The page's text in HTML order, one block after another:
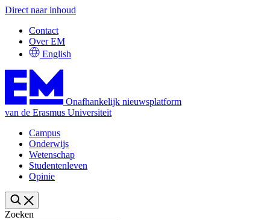
Direct naar inhoud
Contact
Over EM
English
Onafhankelijk nieuwsplatform
van de Erasmus Universiteit
Campus
Onderwijs
Wetenschap
Studentenleven
Opinie
Zoeken